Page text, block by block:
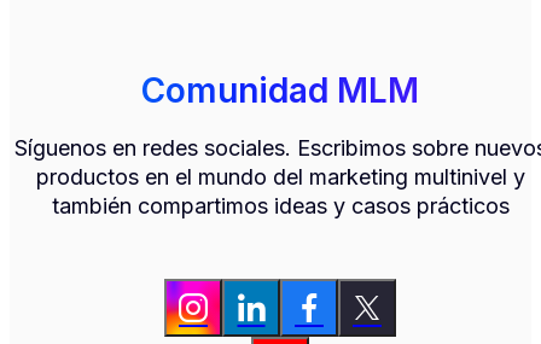
Comunidad MLM
Síguenos en redes sociales. Escribimos sobre
productos en el mundo del marketing multinivel y
también compartimos ideas y casos prácticos